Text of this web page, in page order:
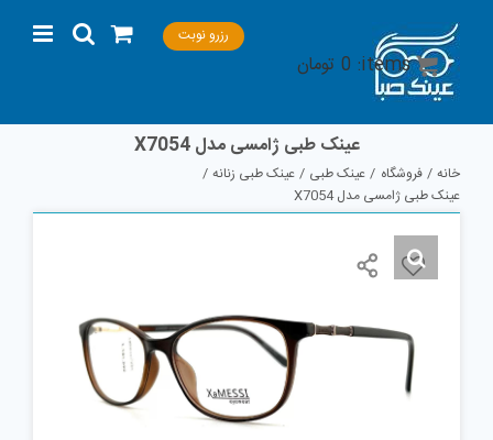
content
رزرو نوبت
عینک طبی ژامسی مدل X7054
خانه فروشگاه عینک طبی
عینک طبی زنانه
عینک طبی ژامسی مدل X7054
items:
0 تومان